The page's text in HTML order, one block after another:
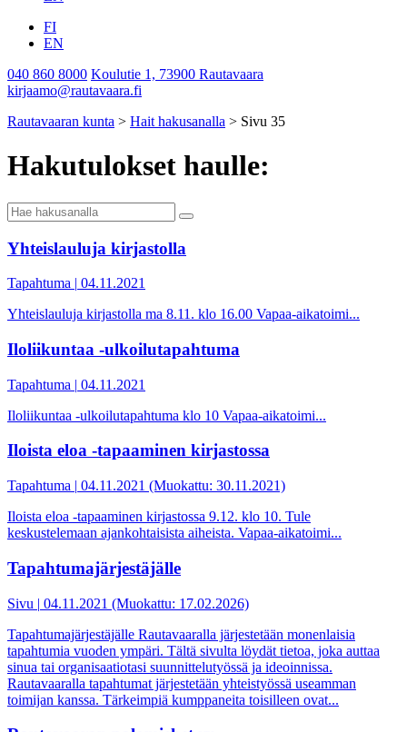
FI
EN
040 860 8000 Koulutie 1, 73900 Rautavaara
kirjaamo@rautavaara.fi
Rautavaaran kunta > Hait hakusanalla > Sivu 35
Hakutulokset haulle:
Suorita
Yhteislauluja kirjastolla
Tapahtuma | 04.11.2021
Yhteislauluja kirjastolla ma 8.11. klo 16.00 Vapaa-aikatoimi...
Iloliikuntaa -ulkoilutapahtuma
Tapahtuma | 04.11.2021
Iloliikuntaa -ulkoilutapahtuma klo 10 Vapaa-aikatoimi...
Iloista eloa -tapaaminen kirjastossa
Tapahtuma | 04.11.2021 (Muokattu: 30.11.2021)
Iloista eloa -tapaaminen kirjastossa 9.12. klo 10. Tule
keskustelemaan ajankohtaisista aiheista. Vapaa-aikatoimi...
Tapahtumajärjestäjälle
Sivu | 04.11.2021 (Muokattu: 17.02.2026)
Tapahtumajärjestäjälle Rautavaaralla järjestetään monenlaisia
tapahtumia vuoden ympäri. Tältä sivulta löydät tietoa, joka auttaa
sinua tai organisaatiotasi suunnittelutyössä ja ideoinnissa.
Rautavaaralla tapahtumat järjestetään yhteistyössä useamman
toimijan kanssa. Tärkeimpiä kumppaneita toisilleen ovat...